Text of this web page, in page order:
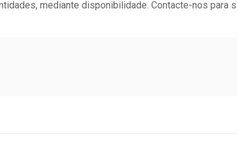
mediante disponibilidade. Contacte-nos para